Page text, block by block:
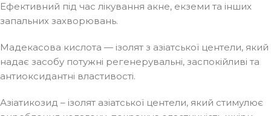
Ефективний під час лікування акне, екземи та інших
запальних захворювань.
Мадекасова кислота — ізолят з азіатської центели, який
надає засобу потужні регенерувальні, заспокійливі та
антиоксидантні властивості.
Азіатикозид – ізолят азіатської центели, який стимулює